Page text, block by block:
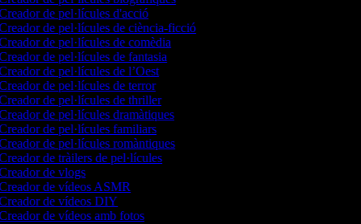
de pel·lícules d'acció
de pel·lícules de ciència-ficció
de pel·lícules de comèdia
de pel·lícules de fantasia
de pel·lícules de l’Oest
de pel·lícules de terror
de pel·lícules de thriller
de pel·lícules dramàtiques
de pel·lícules familiars
de pel·lícules romàntiques
de tràilers de pel·lícules
de vlogs
de vídeos ASMR
de vídeos DIY
de vídeos amb fotos